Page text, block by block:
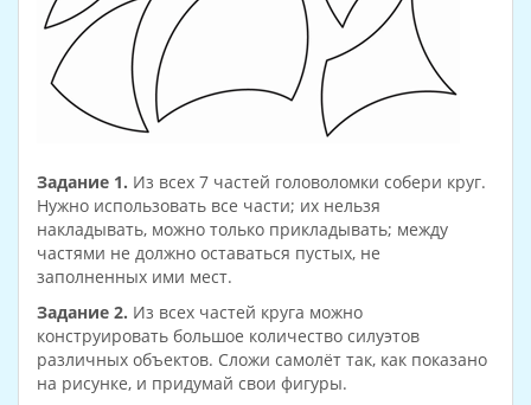
Задание 1. Из всех 7 частей головоломки собери круг.
Нужно использовать все части; их нельзя
накладывать, можно только прикладывать; между
частями не должно оставаться пустых, не
заполненных ими мест.
Задание 2. Из всех частей круга можно
конструировать большое количество силуэтов
различных объектов. Сложи самолёт так, как показано
на рисунке, и придумай свои фигуры.